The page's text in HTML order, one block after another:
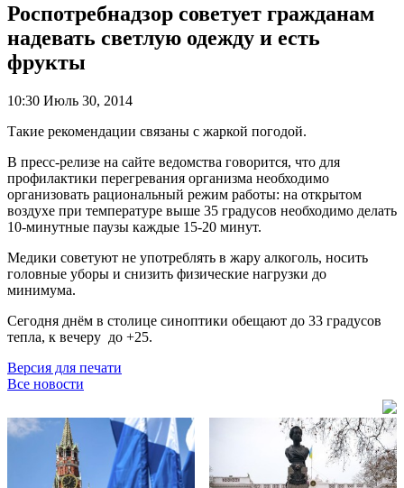
Роспотребнадзор советует гражданам
надевать светлую одежду и есть
фрукты
10:30 Июль 30, 2014
Такие рекомендации связаны с жаркой погодой.
В пресс-релизе на сайте ведомства говорится, что для
профилактики перегревания организма необходимо
организовать рациональный режим работы: на открытом
воздухе при температуре выше 35 градусов необходимо делать
10-минутные паузы каждые 15-20 минут.
Медики советуют не употреблять в жару алкоголь, носить
головные уборы и снизить физические нагрузки до
минимума.
Сегодня днём в столице синоптики обещают до 33 градусов
тепла, к вечеру до +25.
Версия для печати
Все новости